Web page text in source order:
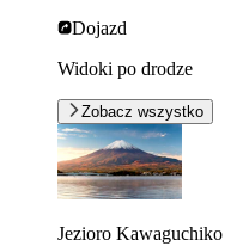
Dojazd
Widoki po drodze
Zobacz wszystko
Jezioro Kawaguchiko